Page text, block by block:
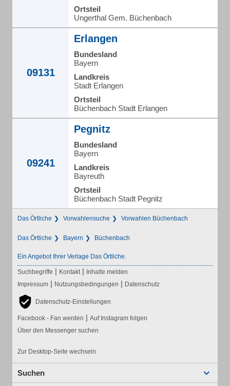
Ortsteil
Ungerthal Gem. Büchenbach
09131
Erlangen
Bundesland
Bayern
Landkreis
Stadt Erlangen
Ortsteil
Büchenbach Stadt Erlangen
09241
Pegnitz
Bundesland
Bayern
Landkreis
Bayreuth
Ortsteil
Büchenbach Stadt Pegnitz
Das Örtliche Vorwahlensuche Vorwahlen Büchenbach
Das Örtliche Bayern Büchenbach
Ein Angebot Ihrer Verlage Das Örtliche.
Suchbegriffe | Kontakt | Inhalte melden
Impressum | Nutzungsbedingungen | Datenschutz
Datenschutz-Einstellungen
Facebook - Fan werden | Auf Instagram folgen
Über den Messenger suchen
Zur Desktop-Seite wechseln
Suchen